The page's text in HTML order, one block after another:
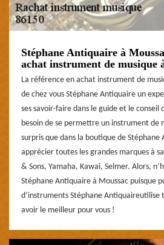
Stéphane Antiquaire à
achat instrument de musique
La référence en achat instrument de
de chez vous Stéphane Antiquaire un
ses savoir-faire dans le guide et le conseil
besoin de se permettre un instrument de
surpris que dans la boutique de Stéphane
apprécier toutes les grandes marques à
& Sons, Yamaha, Kawai, Selmer. Alors,
Stéphane Antiquaire à Moussac puisque
d’instruments Stéphane Antiquaireutilise
avoir le meilleur pour vous !